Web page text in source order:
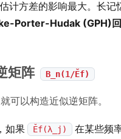
计方差的影响最大。长
Porter-Hudak (GPH)
矩阵 B_n(1/Ěf)
就可以构造近似逆矩阵。
如果 Ěf(λ_j)
在某些频